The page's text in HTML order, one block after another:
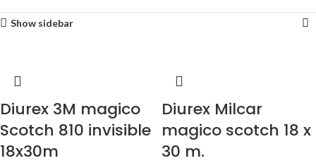
Show sidebar
Diurex 3M magico
Scotch 810 invisible
18x30m
Diurex Milcar
magico scotch 18 x
30 m.